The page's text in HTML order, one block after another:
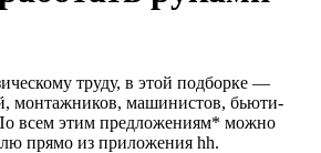
труду, в этой подборке —
монтажников, машинистов, бьюти-
всем этим предложениям* можно
прямо из приложения hh.